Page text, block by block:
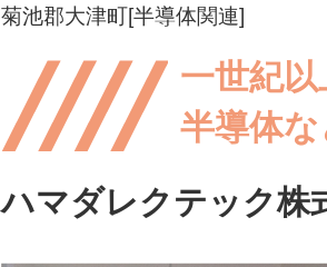
菊池郡大津町[半導体関連]
一世紀
半導体
ハマダレクテック株